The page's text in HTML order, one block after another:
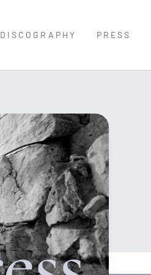
DISCOGRAPHY PRESS